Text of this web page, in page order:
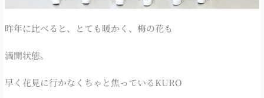
昨年に比べると、とても暖かく、梅の花も
満開状態。
早く花見に行かなくちゃと焦っているKURO